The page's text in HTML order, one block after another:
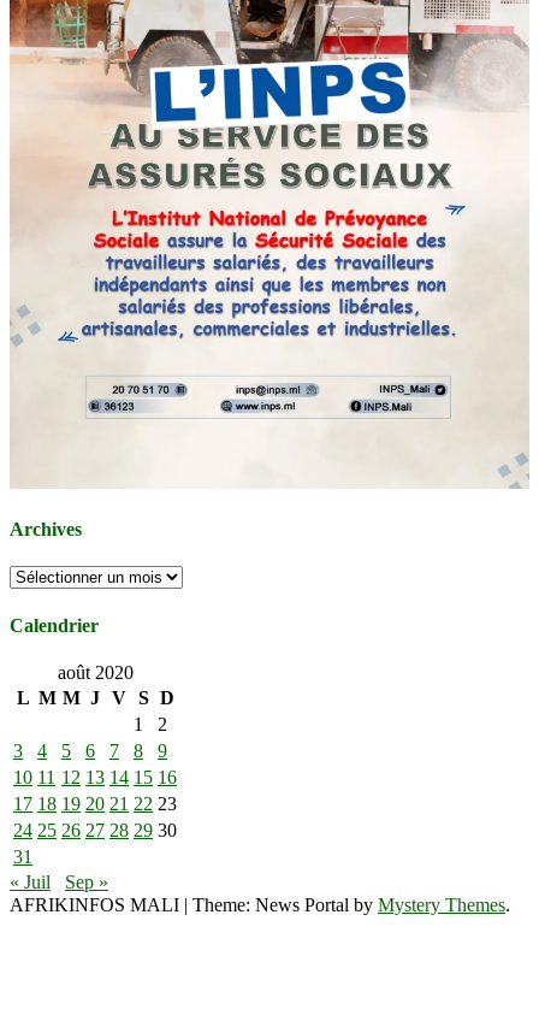
Archives
Archives
Calendrier
août 2020
L M M J V S D
1
2
3
4 5 6 7 8
9
10 11 12 13 14 15 16
17 18 19 20 21 22 23
24 25 26 27 28 29 30
31
« Juil
Sep »
AFRIKINFOS MALI | Theme: News Portal by Mystery Themes.